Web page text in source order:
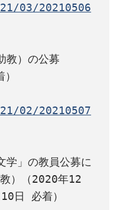
03/20210506
教）の公募
02/20210507
学」の教員公募に
）（2020年12